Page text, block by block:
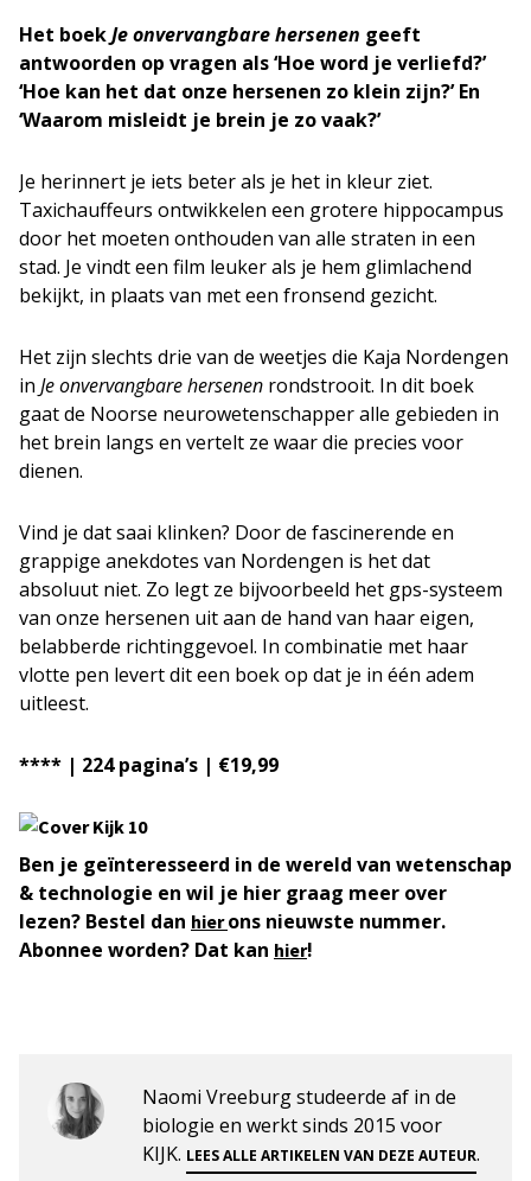
Het boekJe onvervangbare hersenen geeft
antwoorden op vragen als ‘Hoe word je verliefd?’
‘Hoe kan het dat onze hersenen zo klein zijn?’ En
‘Waarom misleidt je brein je zo vaak?’
Je herinnert je iets beter als je het in kleur ziet.
Taxichauffeurs ontwikkelen een grotere hippocampus
door het moeten onthouden van alle straten in een
stad. Je vindt een film leuker als je hem glimlachend
bekijkt, in plaats van met een fronsend gezicht.
Het zijn slechts drie van de weetjes die Kaja Nordengen
in Je onvervangbare hersenen rondstrooit. In dit boek
gaat de Noorse neurowetenschapper alle gebieden in
het brein langs en vertelt ze waar die precies voor
dienen.
Vind je dat saai klinken? Door de fascinerende en
grappige anekdotes van Nordengen is het dat
absoluut niet. Zo legt ze bijvoorbeeld het gps-systeem
van onze hersenen uit aan de hand van haar eigen,
belabberde richtinggevoel. In combinatie met haar
vlotte pen levert dit een boek op dat je in één adem
uitleest.
**** | 224 pagina’s | €19,99
Ben je geïnteresseerd in de wereld van wetenschap
& technologie en wil je hier graag meer over
lezen? Bestel dan hierons nieuwste nummer.
Abonnee worden? Dat kan hier!
Naomi Vreeburg studeerde af in de
biologie en werkt sinds 2015 voor
KIJK. LEES ALLE ARTIKELEN VAN DEZE AUTEUR.